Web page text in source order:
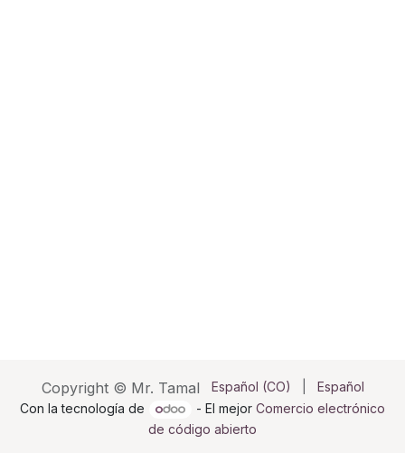
Copyright © Mr. Tamal Español (CO)
Español
Con la tecnología de
- El mejor Comercio electrónico
de código abierto